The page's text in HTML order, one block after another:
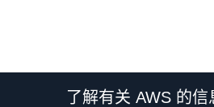
了解有关 AWS 的信